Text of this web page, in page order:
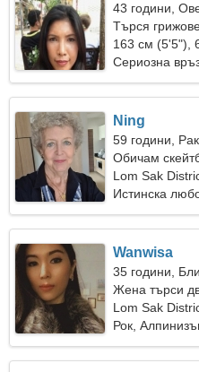
43 години,
Търся
163 см (5'5"),
Сериозна
Ning
59 години, Рак
Обичам
Lom Sak
Истинска
Wanwisa
35 години,
Жена търси
Lom Sak
Рок,